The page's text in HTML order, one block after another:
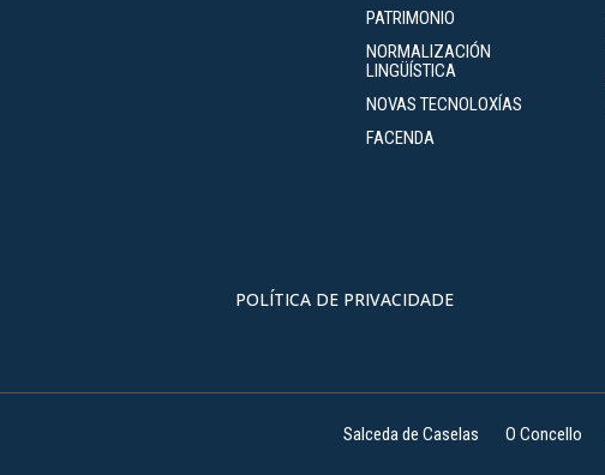
PATRIMONIO
NORMALIZACIÓN
LINGÜÍSTICA
NOVAS TECNOLOXÍAS
FACENDA
POLÍTICA DE PRIVACIDADE
Salceda de Caselas O Concello